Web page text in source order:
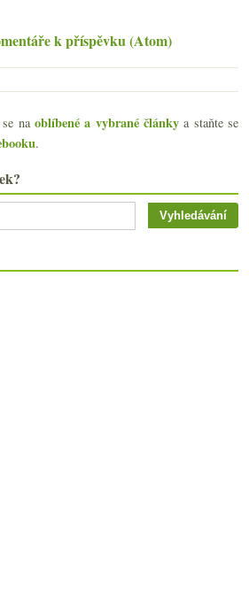
k příspěvku (Atom)
se naoblíbené a vybrané články a staňte se
.